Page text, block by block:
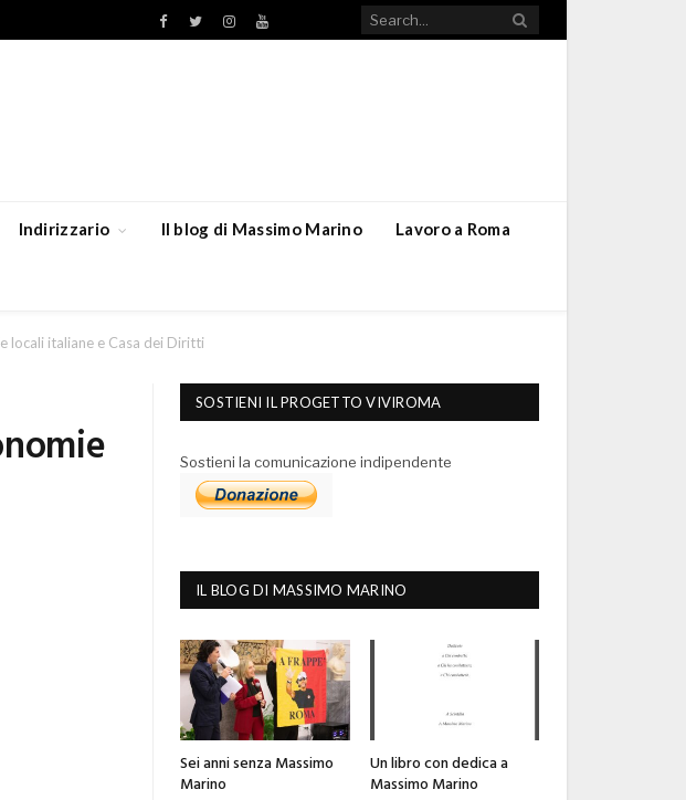
Facebook
TwitterInstagramYouTube
Indirizzario Il blog di Massimo Marino Lavoro a Roma
locali italiane e Casa dei Diritti
SOSTIENI IL PROGETTO VIVIROMA
Sostieni la comunicazione indipendente
IL BLOG DI MASSIMO MARINO
Sei anni senza Massimo
Marino
Un libro con dedica a
Massimo Marino